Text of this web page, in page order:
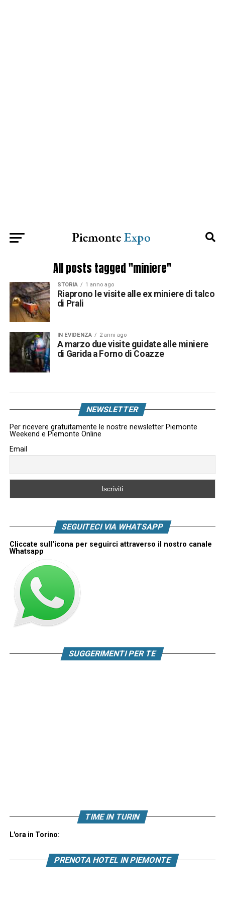
All posts tagged "miniere"
STORIA 1 anno ago
Riaprono le visite alle ex miniere di talco
di Prali
IN EVIDENZA 2 anni ago
A marzo due visite guidate alle miniere
di Garida a Forno di Coazze
NEWSLETTER
Per ricevere gratuitamente le nostre newsletter Piemonte
Weekend e Piemonte Online
Email
SEGUITECI VIA WHATSAPP
Cliccate sull'icona per seguirci attraverso il nostro canale
Whatsapp
SUGGERIMENTI PER TE
TIME IN TURIN
L'ora in Torino:
PRENOTA HOTEL IN PIEMONTE